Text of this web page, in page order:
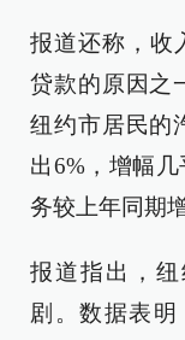
报道还称，收
贷款的原因之
纽约市居民的
出6%，增幅
务较上年同期
报道指出，
剧。数据表明